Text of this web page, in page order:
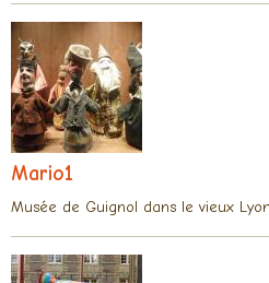
Mario1
Musée de Guignol dans le vieux